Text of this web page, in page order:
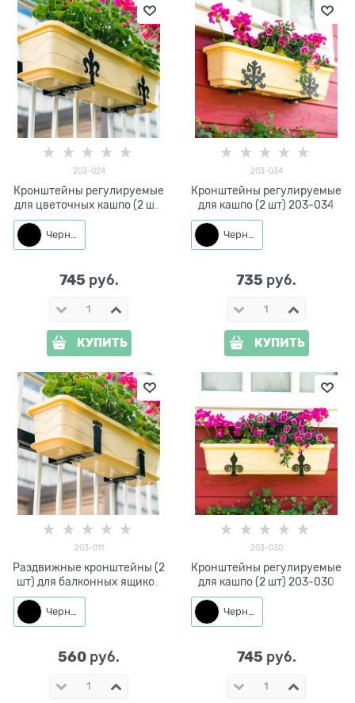
203-024
Кронштейны регулируемые
для цветочных кашпо (2 шт)
203-024
Черный
745 руб.
КУПИТЬ
203-034
Кронштейны регулируемые
для кашпо (2 шт) 203-034
Черный
735 руб.
КУПИТЬ
203-011
Раздвижные кронштейны (2
шт) для балконных ящиков
203-011
Черный
560 руб.
203-030
Кронштейны регулируемые
для кашпо (2 шт) 203-030
Черный
745 руб.